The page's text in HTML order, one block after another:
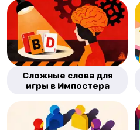
Сложные слова для
игры в Импостера